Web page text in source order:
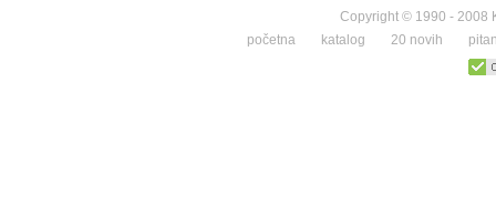
Copyright © 1990 - 2008
početna
katalog 20 novih